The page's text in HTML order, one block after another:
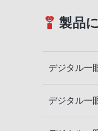
製品
デジタル一
デジタル一